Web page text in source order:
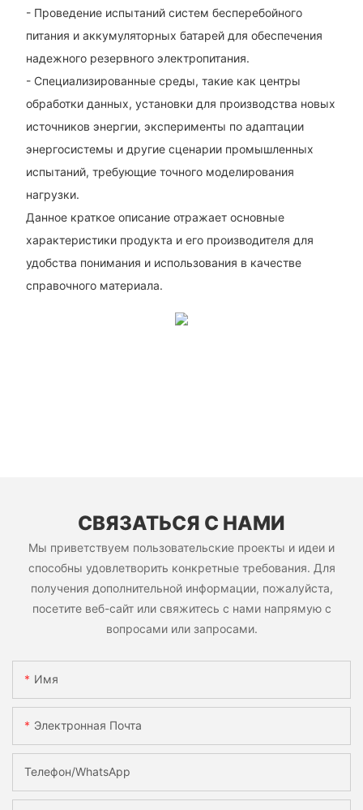
- Проведение испытаний систем бесперебойного
питания и аккумуляторных батарей для обеспечения
надежного резервного электропитания.
- Специализированные среды, такие как центры
обработки данных, установки для производства новых
источников энергии, эксперименты по адаптации
энергосистемы и другие сценарии промышленных
испытаний, требующие точного моделирования
нагрузки.
Данное краткое описание отражает основные
характеристики продукта и его производителя для
удобства понимания и использования в качестве
справочного материала.
СВЯЗАТЬСЯ С НАМИ
Мы приветствуем пользовательские проекты и идеи и
способны удовлетворить конкретные требования. Для
получения дополнительной информации, пожалуйста,
посетите веб-сайт или свяжитесь с нами напрямую с
вопросами или запросами.
Имя
Электронная Почта
Телефон/WhatsApp